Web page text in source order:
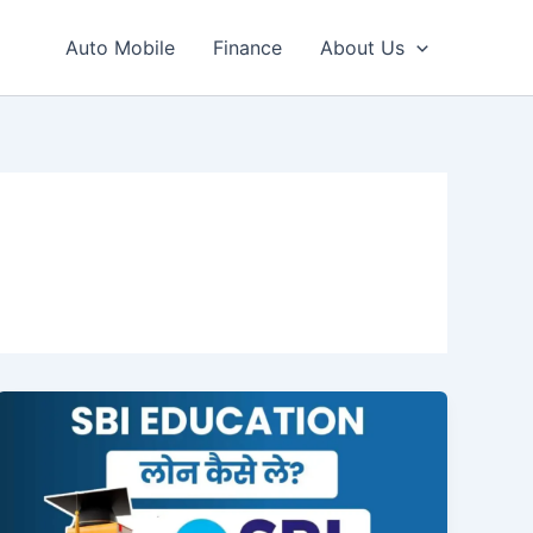
Auto Mobile Finance About Us